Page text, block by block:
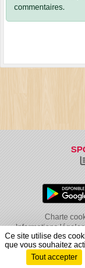
commentaires.
Charte
Informations légales
Envie de participer ?
Ce site utilise des
que vous souhaitez
Tout accepter